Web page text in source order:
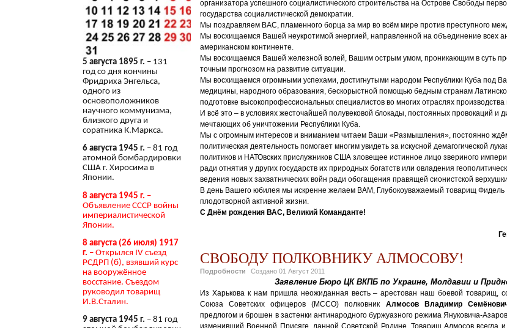
организатора успешного социалистического строительства на Острове Свободы
государства социалистической демократии.
Мы поздравляем ВАС, пламенного борца за мир во всём мире против преступного
Мы восхищаемся Вашей неукротимой энергией, направленной на объединение всех
американском континенте.
Мы восхищаемся Вашей железной волей, Вашим острым умом, проникающим в суть
точным прогнозом на развитие ситуации.
Мы восхищаемся огромными успехами, достигнутыми народом Республики Куба под
медицины, народного образования, бескорыстной помощью бедным странам
подготовке высокопрофессиональных специалистов во многих отраслях
И всё это – в условиях жесточайшей полувековой блокады, постоянных провокаций и
мечтающих об уничтожении Республики Куба.
Мы с огромным интересов и вниманием читаем Ваши «Размышления», постоянно
политическая деятельность помогает многим увидеть за искусной демагогической
политиков и НАТОвских прислужников США зловещее истинное лицо звериного
ради отнятия у других государств их природных богатств или овладения
ведения новых захватнических войн ради обогащения правящей сионистской
В день Вашего юбилея мы искренне желаем ВАМ, Глубокоуважаемый товарищ Фидель
плодотворной активной жизни.
С Днём рождения ВАС, Великий Команданте!
СВОБОДУ ПОЛКОВНИКУ АЛМОСОВУ!
Подробности Создано 01 Август 2011
Заявление Бюро ЦК ВКПБ по Украине, Молдавии и
Из Харькова к нам пришла неожиданная весть – арестован наш боевой товарищ,
Союза Советских офицеров (МССО) полковник Алмосов Владимир
предлогом и брошен в застенки антинародного буржуазного режима Януковича-
изменивший Военной Присяге, данной Советской Родине. Товарищ Алмосов всегда и
5 августа 1895 г. – 131
год со дня кончины
Фридриха Энгельса,
одного из
основоположников
научного коммунизма,
близкого друга и
соратника К.Маркса.
6 августа 1945 г. – 81 год
атомной бомбардировки
США г. Хиросима в
Японии.
8 августа 1945 г. –
Объявление СССР войны
империалистической
Японии.
8 августа (26 июля) 1917
г. – Открылся IV съезд
РСДРП (б), взявший курс
на вооружённое
восстание. Съездом
руководил товарищ
И.В.Сталин.
9 августа 1945 г. – 81 год